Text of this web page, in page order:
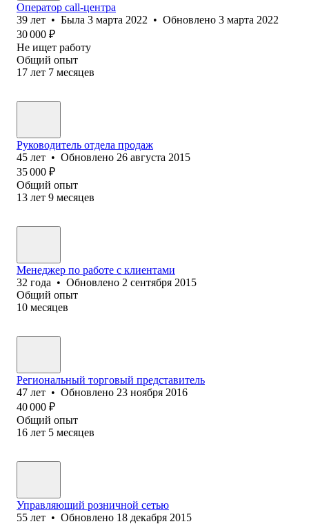
Оператор call-центра
39 лет • Была 3 марта 2022 • Обновлено 3 марта 2022
30 000 ₽
Не ищет работу
Общий опыт
17 лет 7 месяцев
Руководитель отдела продаж
45 лет • Обновлено 26 августа 2015
35 000 ₽
Общий опыт
13 лет 9 месяцев
Менеджер по работе с клиентами
32 года • Обновлено 2 сентября 2015
Общий опыт
10 месяцев
Региональный торговый представитель
47 лет • Обновлено 23 ноября 2016
40 000 ₽
Общий опыт
16 лет 5 месяцев
Управляющий розничной сетью
55 лет • Обновлено 18 декабря 2015